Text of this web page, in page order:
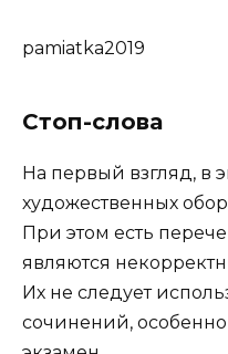
pamiatka2019
Стоп-слова
На первый взгляд, в
художественных
При этом есть
являются
Их не следует
сочинений,